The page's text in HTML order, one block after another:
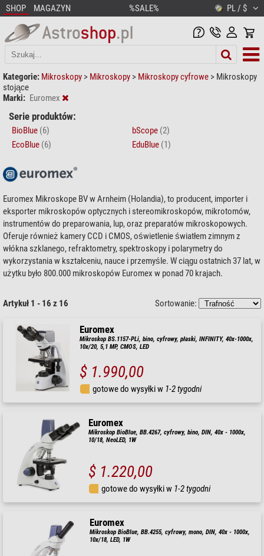
SHOP MAGAZYN %SALE% PL / $
Kategorie: Mikroskopy > Mikroskopy > Mikroskopy cyfrowe > Mikroskopy
stojące
Marki: Euromex
Serie produktów:
BioBlue (6) bScope (2)
EcoBlue (6) EduBlue (1)
Euromex Mikroskope BV w Arnheim (Holandia), to producent, importer i
eksporter mikroskopów optycznych i stereomikroskopów, mikrotomów,
instrumentów do preparowania, lup, oraz preparatów mikroskopowych.
Oferuje również kamery CCD i CMOS, oświetlenie światłem zimnym z
włókna szklanego, refraktometry, spektroskopy i polarymetry do
wykorzystania w kształceniu, nauce i przemyśle. W ciągu ostatnich 37 lat, w
użytku było 800.000 mikroskopów Euromex w ponad 70 krajach.
Artykuł 1 - 16 z 16 Sortowanie:
Euromex
Mikroskop BS.1157-PLi, bino, cyfrowy, płaski, INFINITY, 40x-1000x,
10x/20, 5,1 MP, CMOS, LED
$ 1.990,00
gotowe do wysyłki w 1-2 tygodni
Euromex
Mikroskop BioBlue, BB.4267, cyfrowy, bino, DIN, 40x - 1000x,
10/18, NeoLED, 1W
$ 1.220,00
gotowe do wysyłki w 1-2 tygodni
Euromex
Mikroskop BioBlue, BB.4255, cyfrowy, mono, DIN, 40x - 1000x,
10x/18, LED, 1W